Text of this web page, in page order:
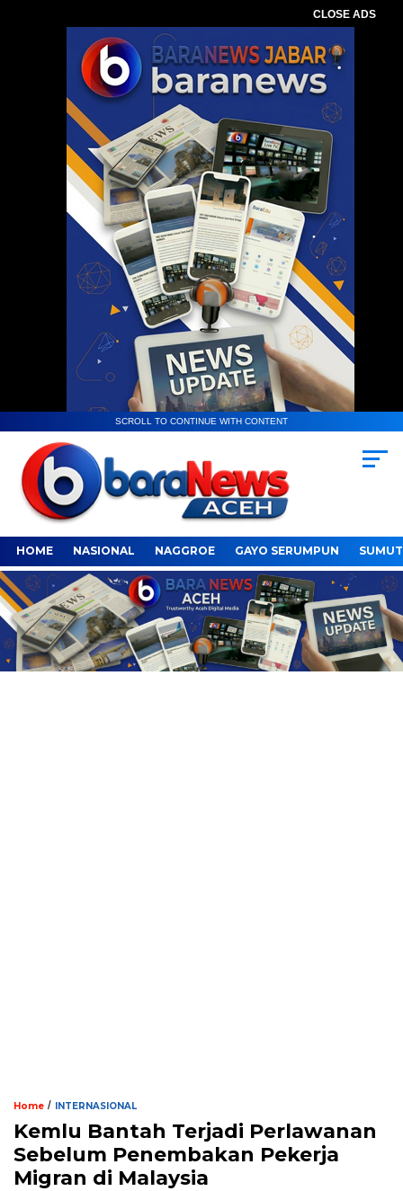
CLOSE ADS
SCROLL TO CONTINUE WITH CONTENT
HOME NASIONAL NAGGROE GAYO SERUMPUN SUMUT
Home / INTERNASIONAL
Kemlu Bantah Terjadi Perlawanan
Sebelum Penembakan Pekerja
Migran di Malaysia